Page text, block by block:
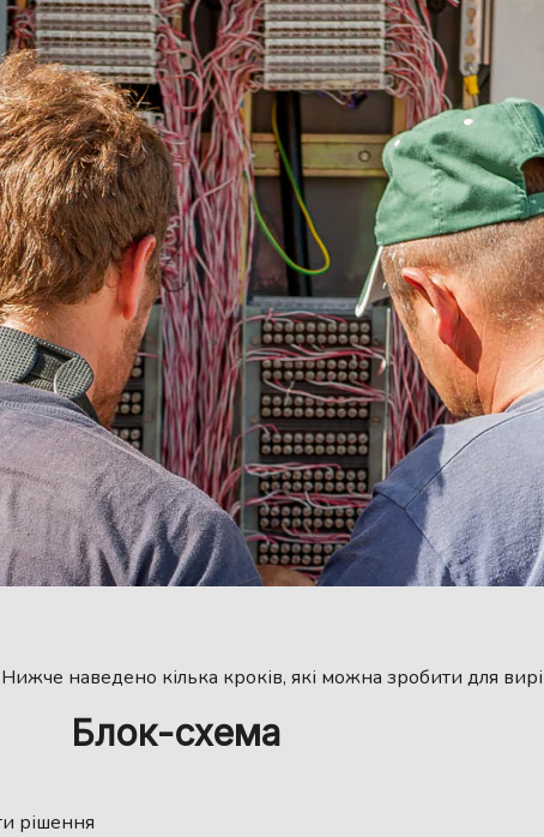
наведено кілька кроків, які можна зробити для
Блок-схема
рішення